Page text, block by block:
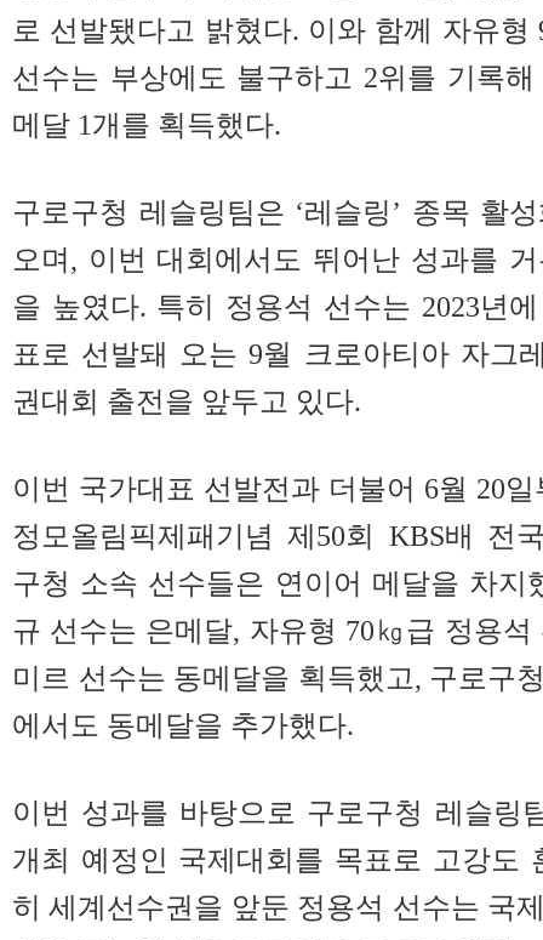
로 선발됐다고 밝혔다. 이와 함께 자유
선수는 부상에도 불구하고 2위를 기록
메달 1개를 획득했다.
구로구청 레슬링팀은 ‘레슬링’ 종목 활
오며, 이번 대회에서도 뛰어난 성과를
을 높였다. 특히 정용석 선수는 2023년
표로 선발돼 오는 9월 크로아티아 자그
권대회 출전을 앞두고 있다.
이번 국가대표 선발전과 더불어 6월 20
정모올림픽제패기념 제50회 KBS배 전
구청 소속 선수들은 연이어 메달을 차지
규 선수는 은메달, 자유형 70㎏급 정용
미르 선수는 동메달을 획득했고, 구로구
에서도 동메달을 추가했다.
이번 성과를 바탕으로 구로구청 레슬링
개최 예정인 국제대회를 목표로 고강도
히 세계선수권을 앞둔 정용석 선수는 국